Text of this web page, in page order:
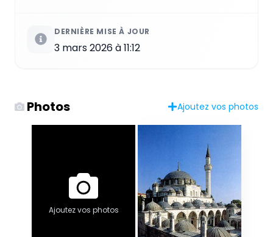
DERNIÈRE MISE À JOUR
3 mars 2026 à 11:12
Photos Ajoutez vos photos
Ajoutez vos photos